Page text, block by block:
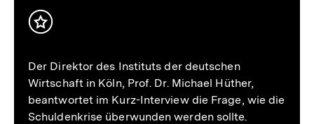
Inhalt
Der Direktor des Instituts der deutschen
Wirtschaft in Köln, Prof. Dr. Michael Hüther,
beantwortet im Kurz-Interview die Frage, wie die
Schuldenkrise überwunden werden sollte.